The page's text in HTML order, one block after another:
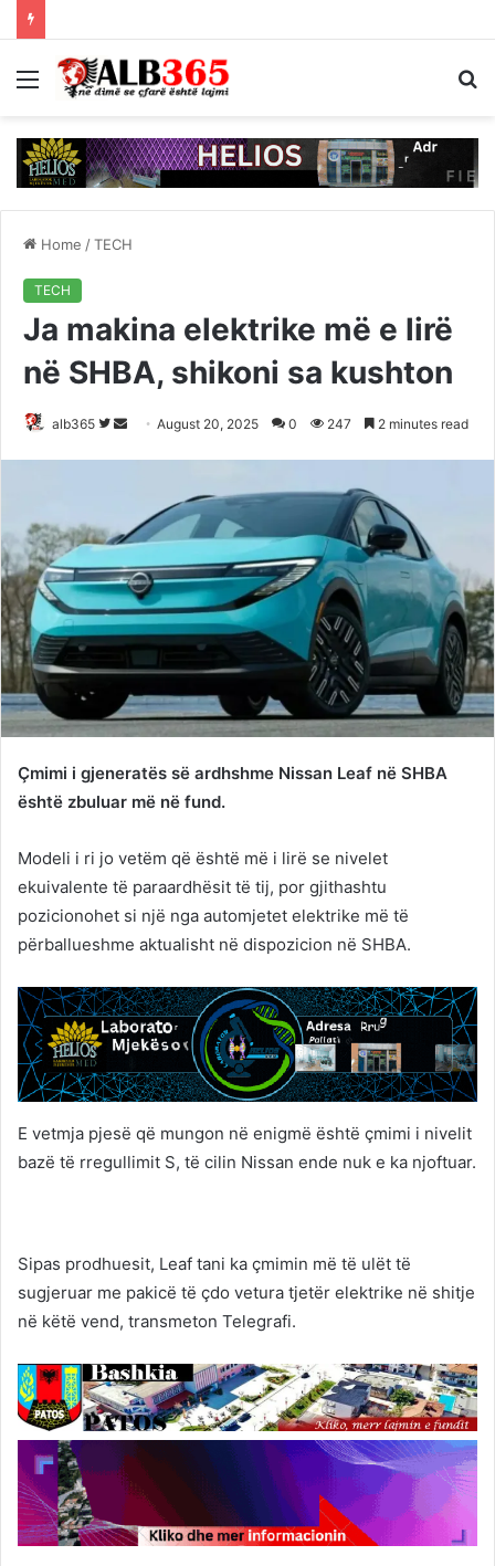
Menu
Home /TECH
TECH
Ja makina elektrike më e lirë
në SHBA, shikoni sa kushton
alb365
Follow
Send August 20, 2025 0 247 2 minutes read
Çmimi i gjeneratës së ardhshme Nissan Leaf në SHBA
është zbuluar më në fund.
Modeli i ri jo vetëm që është më i lirë se nivelet
ekuivalente të paraardhësit të tij, por gjithashtu
pozicionohet si një nga automjetet elektrike më të
përballueshme aktualisht në dispozicion në SHBA.
E vetmja pjesë që mungon në enigmë është çmimi i nivelit
bazë të rregullimit S, të cilin Nissan ende nuk e ka njoftuar.
Sipas prodhuesit, Leaf tani ka çmimin më të ulët të
sugjeruar me pakicë të çdo vetura tjetër elektrike në shitje
në këtë vend, transmeton Telegrafi.